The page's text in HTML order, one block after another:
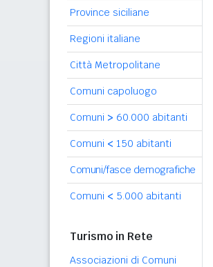
Province siciliane
Regioni italiane
Città Metropolitane
Comuni capoluogo
Comuni > 60.000 abitanti
Comuni < 150 abitanti
Comuni/fasce demografiche
Comuni < 5.000 abitanti
Turismo in Rete
Associazioni di Comuni